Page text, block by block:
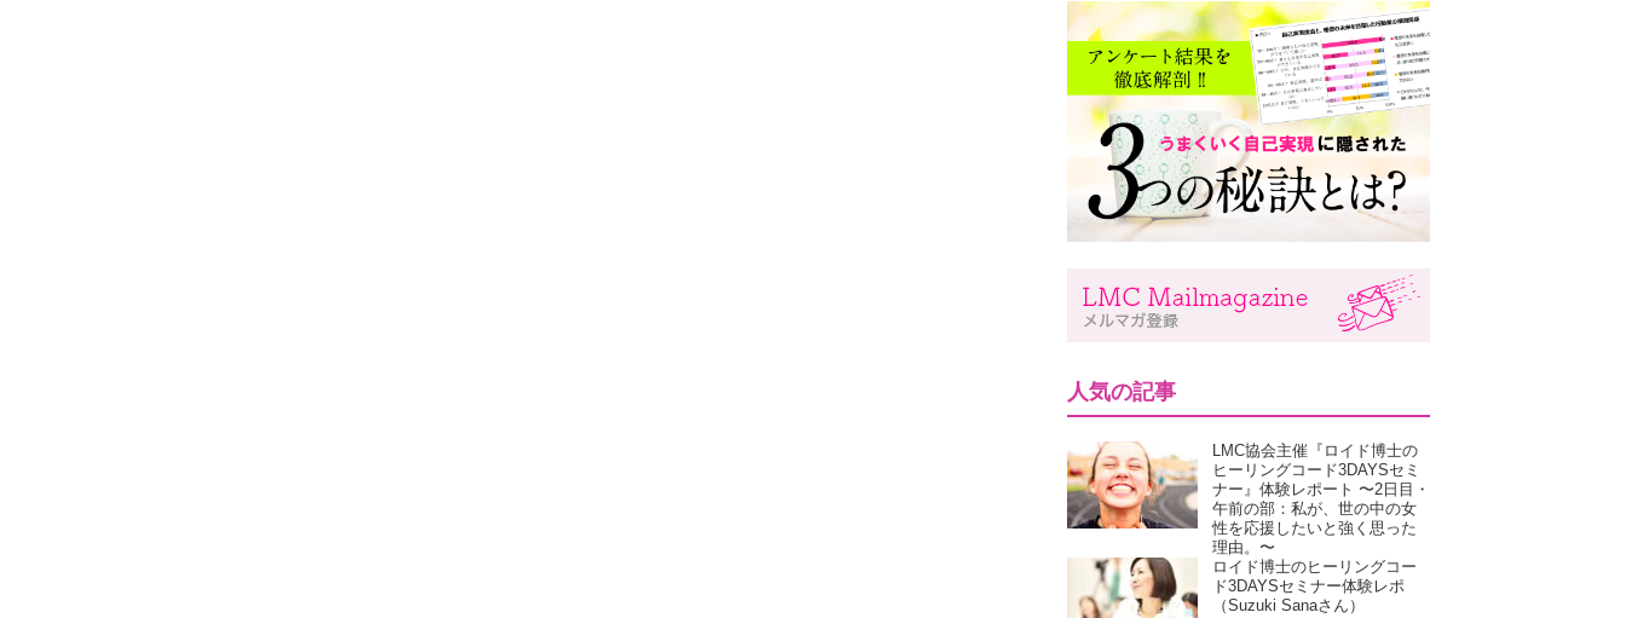
人気の記事
LMC協会主催『ロイド博士の
ヒーリングコード3DAYSセミ
ナー』体験レポート 〜2日目・
午前の部：私が、世の中の女
性を応援したいと強く思った
理由。〜
ロイド博士のヒーリングコー
ド3DAYSセミナー体験レポ
（Suzuki Sanaさん）